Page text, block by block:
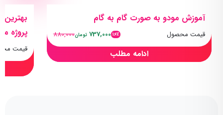
آموزش مودو به صورت گام به گام
قیمت محصول 16٪ 737,000 تومان880,000
ادامه مطلب
بهترین
پروژه
قیمت